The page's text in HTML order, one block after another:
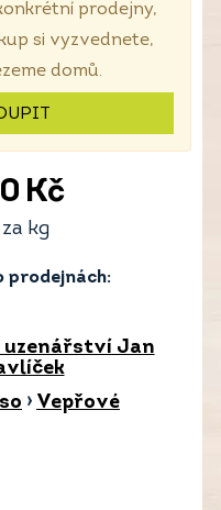
prodejny,
si vyzvednete,
domů.
Kč
za kg
prodejnách:
uzenářství Jan
› Vepřové